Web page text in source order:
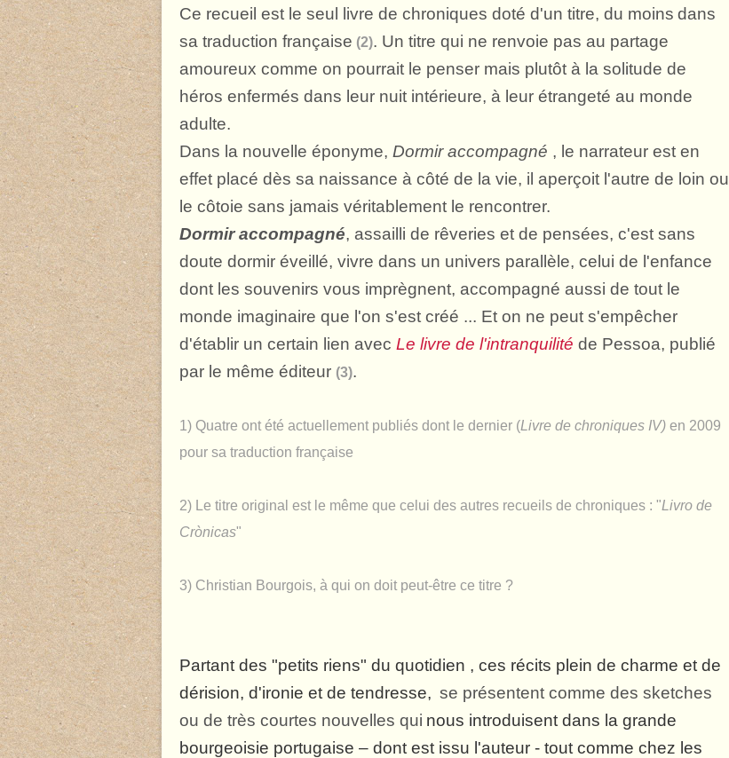
Ce recueil est le seul livre de chroniques doté d'un titre, du moins dans
sa traduction française (2). Un titre qui ne renvoie pas au partage
amoureux comme on pourrait le penser mais plutôt à la solitude de
héros enfermés dans leur nuit intérieure, à leur étrangeté au monde
adulte.
Dans la nouvelle éponyme, Dormir accompagné , le narrateur est en
effet placé dès sa naissance à côté de la vie, il aperçoit l'autre de loin ou
le côtoie sans jamais véritablement le rencontrer.
Dormir accompagné, assailli de rêveries et de pensées, c'est sans
doute dormir éveillé, vivre dans un univers parallèle, celui de l'enfance
dont les souvenirs vous imprègnent, accompagné aussi de tout le
monde imaginaire que l'on s'est créé ... Et on ne peut s'empêcher
d'établir un certain lien avec Le livre de l'intranquilité de Pessoa, publié
par le même éditeur (3).
1) Quatre ont été actuellement publiés dont le dernier (Livre de chroniques IV) en 2009
pour sa traduction française
2) Le titre original est le même que celui des autres recueils de chroniques : "Livro de
Crònicas"
3) Christian Bourgois, à qui on doit peut-être ce titre ?
Partant des "petits riens" du quotidien , ces récits plein de charme et de
dérision, d'ironie et de tendresse, se présentent comme des sketches
ou de très courtes nouvelles qui nous introduisent dans la grande
bourgeoisie portugaise – dont est issu l'auteur - tout comme chez les